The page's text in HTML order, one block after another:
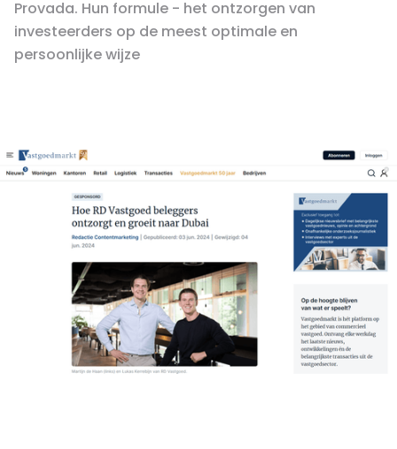
Provada. Hun formule - het ontzorgen van
investeerders op de meest optimale en
persoonlijke wijze